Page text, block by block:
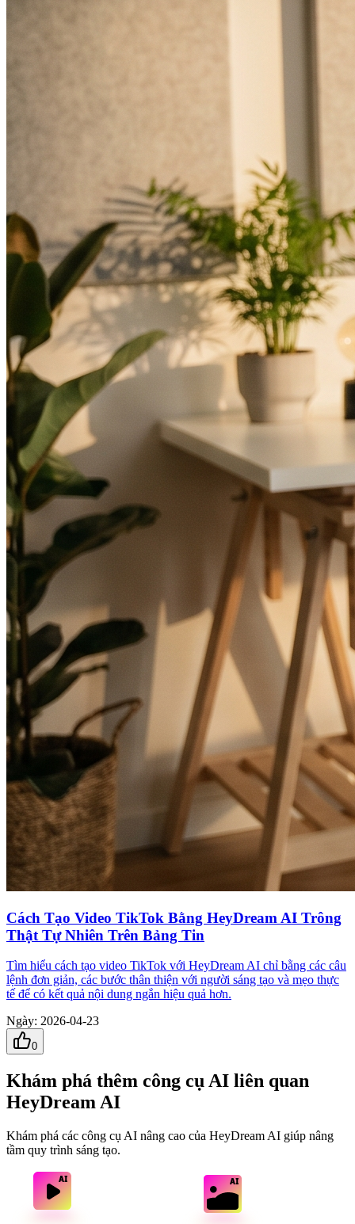
Cách Tạo Video TikTok Bằng HeyDream AI Trông
Thật Tự Nhiên Trên Bảng Tin
Tìm hiểu cách tạo video TikTok với HeyDream AI chỉ bằng các câu
lệnh đơn giản, các bước thân thiện với người sáng tạo và mẹo thực
tế để có kết quả nội dung ngắn hiệu quả hơn.
Ngày: 2026-04-23
0
Khám phá thêm công cụ AI liên quan
HeyDream AI
Khám phá các công cụ AI nâng cao của HeyDream AI giúp nâng
tầm quy trình sáng tạo.